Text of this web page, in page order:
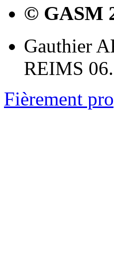
© GASM
Gauthier
REIMS
Fièrement